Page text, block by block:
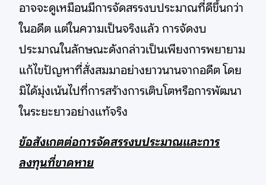
อาจจะดูเหมือนมีการจัดสรรงบประมาณที่ดีขึ้นกว่า
ในอดีต แต่ในความเป็นจริงแล้ว การจัดงบ
ประมาณในลักษณะดังกล่าวเป็นเพียงการพยายาม
แก้ไขปัญหาที่สั่งสมมาอย่างยาวนานจากอดีต โดย
มิได้มุ่งเน้นไปที่การสร้างการเติบโตหรือการพัฒนา
ในระยะยาวอย่างแท้จริง
ข้อสังเกตต่อการจัดสรรงบประมาณและการ
ลงทุนที่ขาดหาย